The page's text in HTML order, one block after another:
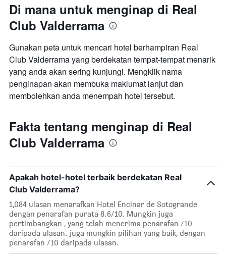
Di mana untuk menginap di Real
Club Valderrama
Gunakan peta untuk mencari hotel berhampiran Real
Club Valderrama yang berdekatan tempat-tempat menarik
yang anda akan sering kunjungi. Mengklik nama
penginapan akan membuka maklumat lanjut dan
membolehkan anda menempah hotel tersebut.
Fakta tentang menginap di Real
Club Valderrama
Apakah hotel-hotel terbaik berdekatan Real
Club Valderrama?
1,084 ulasan menarafkan Hotel Encinar de Sotogrande
dengan penarafan purata 8.6/10. Mungkin juga
pertimbangkan , yang telah menerima penarafan /10
daripada ulasan. juga mungkin pilihan yang baik, dengan
penarafan /10 daripada ulasan.